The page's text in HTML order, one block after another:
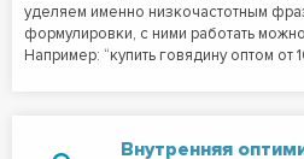
уделяем именно низкочастотным
формулировки, с ними работать
Например: “купить говядину оптом от
Внутренняя